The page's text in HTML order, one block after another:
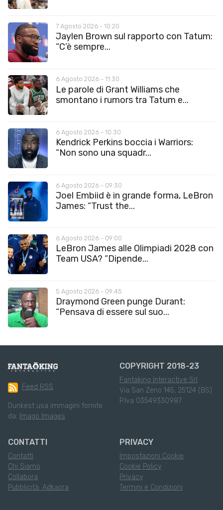
7 Agosto 2026 - 10:20
Jaylen Brown sul rapporto con Tatum:
“C’è sempre...
6 Agosto 2026 - 11:30
Le parole di Grant Williams che
smontano i rumors tra Tatum e...
6 Agosto 2026 - 10:30
Kendrick Perkins boccia i Warriors:
“Non sono una squadr...
6 Agosto 2026 - 09:30
Joel Embiid è in grande forma, LeBron
James: “Trust the...
6 Agosto 2026 - 09:00
LeBron James alle Olimpiadi 2028 con
Team USA? “Dipende...
5 Agosto 2026 - 09:45
Draymond Green punge Durant:
“Pensava di essere sul suo...
Feed RSS
Dunkest usa immagini fornite
da: Imago Images
COPYRIGHT 2018-23
Fantaking Interactive Srl
Via San Zeno 145, 25124 (BS)
P.Iva 03549330987
CONTATTI
Contatti
Chi Siamo
Collabora
Pubblicità: Adkaora
PRIVACY
Impostazioni Cookie
Cookie Policy
Privacy
Termini e Condizioni